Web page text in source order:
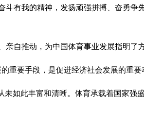
我的精神，发扬顽强拼搏、奋勇争
自推动，为中国体育事业发展指明了方
要手段，是促进经济社会发展的重要
此丰富和清晰。体育承载着国家强